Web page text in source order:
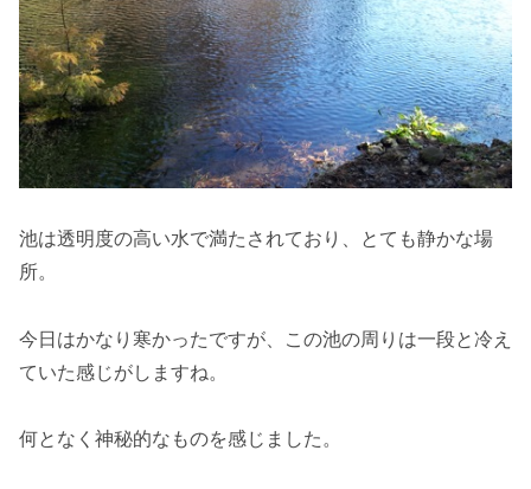
池は透明度の高い水で満たされており、とても静かな場
所。
今日はかなり寒かったですが、この池の周りは一段と冷え
ていた感じがしますね。
何となく神秘的なものを感じました。